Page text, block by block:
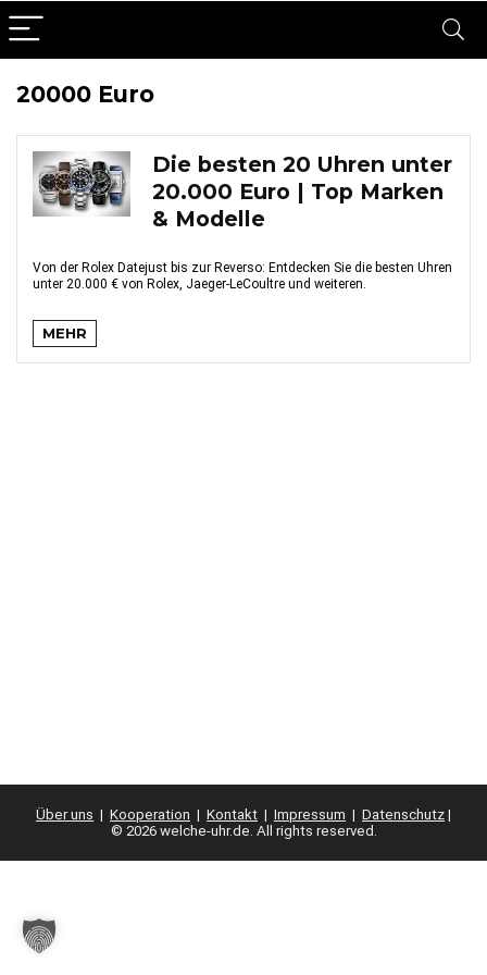
20000 Euro
Die besten 20 Uhren unter
20.000 Euro | Top Marken
& Modelle
Von der Rolex Datejust bis zur Reverso: Entdecken Sie die besten Uhren
unter 20.000 € von Rolex, Jaeger-LeCoultre und weiteren.
MEHR
Über uns | Kooperation | Kontakt | Impressum | Datenschutz |
© 2026 welche-uhr.de. All rights reserved.